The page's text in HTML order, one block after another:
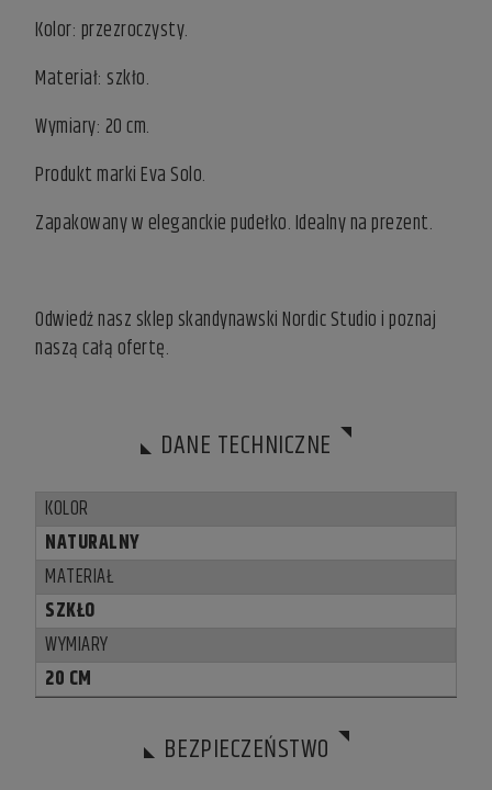
Kolor: przezroczysty.
Materiał: szkło.
Wymiary: 20 cm.
Produkt marki Eva Solo.
Zapakowany w eleganckie pudełko. Idealny na prezent.
Odwiedź nasz sklep skandynawski Nordic Studio i poznaj
naszą całą ofertę.
DANE TECHNICZNE
KOLOR
NATURALNY
MATERIAŁ
SZKŁO
WYMIARY
20 CM
BEZPIECZEŃSTWO